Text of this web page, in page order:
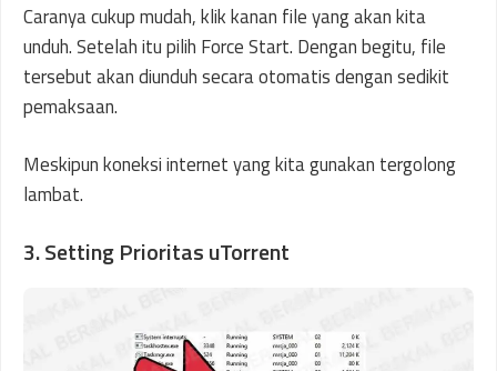
Caranya cukup mudah, klik kanan file yang akan kita
unduh. Setelah itu pilih Force Start. Dengan begitu, file
tersebut akan diunduh secara otomatis dengan sedikit
pemaksaan.
Meskipun koneksi internet yang kita gunakan tergolong
lambat.
3. Setting Prioritas uTorrent